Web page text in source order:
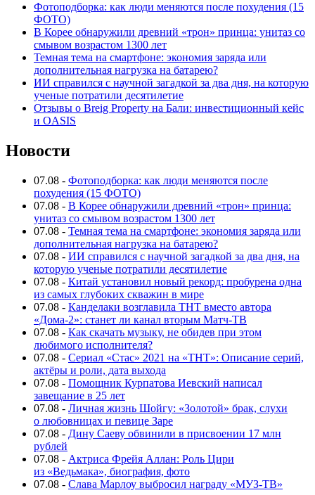
Фотоподборка: как люди меняются после похудения (15
ФОТО)
В Корее обнаружили древний «трон» принца: унитаз со
смывом возрастом 1300 лет
Темная тема на смартфоне: экономия заряда или
дополнительная нагрузка на батарею?
ИИ справился с научной загадкой за два дня, на которую
ученые потратили десятилетие
Отзывы о Breig Property на Бали: инвестиционный кейс
и OASIS
Новости
07.08 - Фотоподборка: как люди меняются после
похудения (15 ФОТО)
07.08 - В Корее обнаружили древний «трон» принца:
унитаз со смывом возрастом 1300 лет
07.08 - Темная тема на смартфоне: экономия заряда или
дополнительная нагрузка на батарею?
07.08 - ИИ справился с научной загадкой за два дня, на
которую ученые потратили десятилетие
07.08 - Китай установил новый рекорд: пробурена одна
из самых глубоких скважин в мире
07.08 - Канделаки возглавила ТНТ вместо автора
«Дома-2»: станет ли канал вторым Матч-ТВ
07.08 - Как скачать музыку, не обидев при этом
любимого исполнителя?
07.08 - Сериал «Стас» 2021 на «ТНТ»: Описание серий,
актёры и роли, дата выхода
07.08 - Помощник Курпатова Иевский написал
завещание в 25 лет
07.08 - Личная жизнь Шойгу: «Золотой» брак, слухи
о любовницах и певице Заре
07.08 - Дину Саеву обвинили в присвоении 17 млн
рублей
07.08 - Актриса Фрейя Аллан: Роль Цири
из «Ведьмака», биография, фото
07.08 - Слава Марлоу выбросил награду «МУЗ-ТВ»